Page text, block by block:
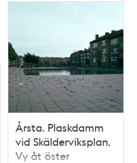
Årsta. Plaskdamm
vid Skälderviksplan.
Vy åt öster